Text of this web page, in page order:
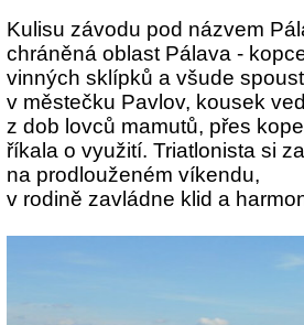
Kulisu závodu pod názvem
chráněná oblast Pálava -
vinných sklípků a všude
v městečku Pavlov, kousek
z dob lovců mamutů, přes
říkala o využití. Triatlonista si
na prodlouženém víkendu,
v rodině zavládne klid a